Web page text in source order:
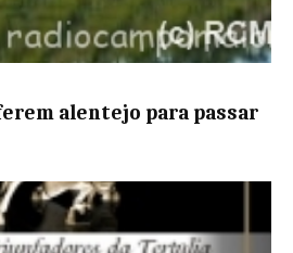
alentejo para passar